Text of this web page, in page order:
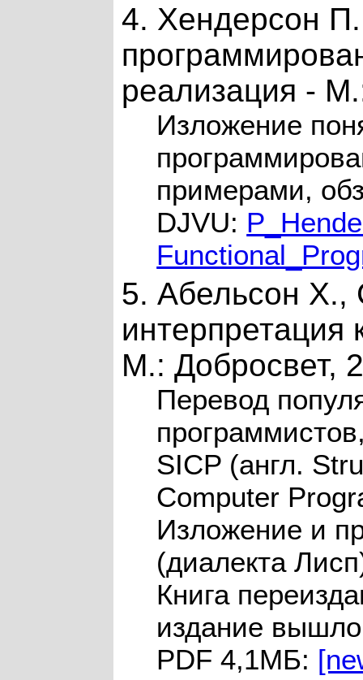
4. Хендерсон
реализация -
Изложение
примерами,
DJVU:
5. Абельсон Х.,
М.: Добросвет,
Перевод
SICP (англ.
Computer
Изложение и
(диалекта
Книга
издание
PDF 4,1МБ: